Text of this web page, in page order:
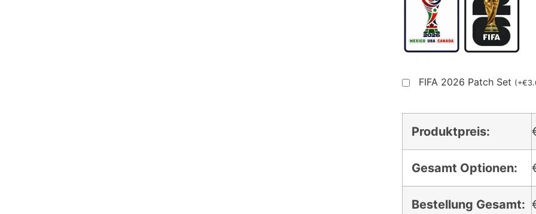
FIFA 2026 Patch Set (+€
Produktpreis:
Gesamt Optionen:
Bestellung Gesamt: